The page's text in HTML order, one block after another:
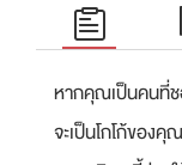
หากคุณเป็นคนที่
จะเป็นโกโก้ของ